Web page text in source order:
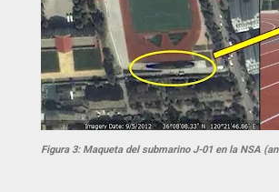
Figura 3: Maqueta del submarino J-01 en la NSA